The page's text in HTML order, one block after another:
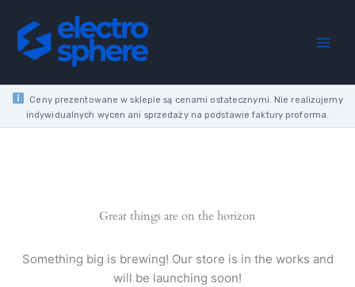
content
Ceny prezentowane w sklepie są cenami ostatecznymi. Nie realizujemy
indywidualnych wycen ani sprzedaży na podstawie faktury proforma.
Great things are on the horizon
Something big is brewing! Our store is in the works and
will be launching soon!
40W
E27
230V
WW
2700K
320LM